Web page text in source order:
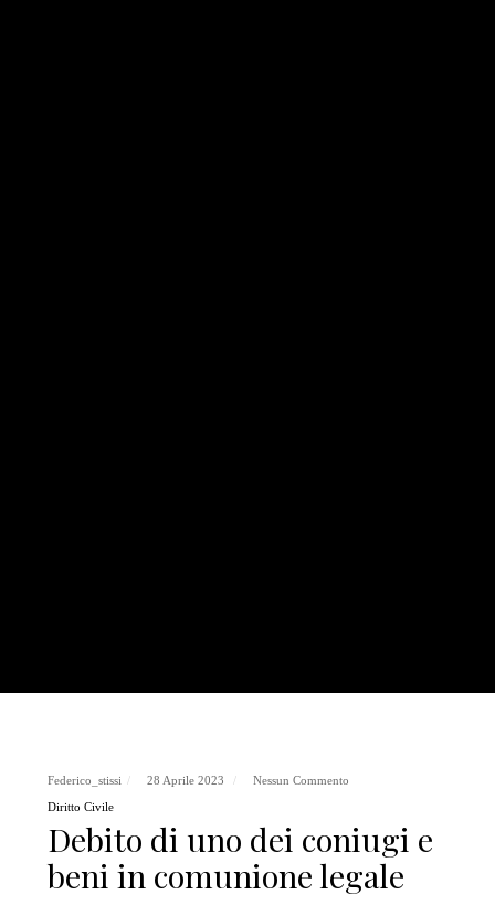
Federico_stissi 28 Aprile 2023
Nessun Commento
Diritto Civile
Debito di uno dei coniugi e
beni in comunione legale